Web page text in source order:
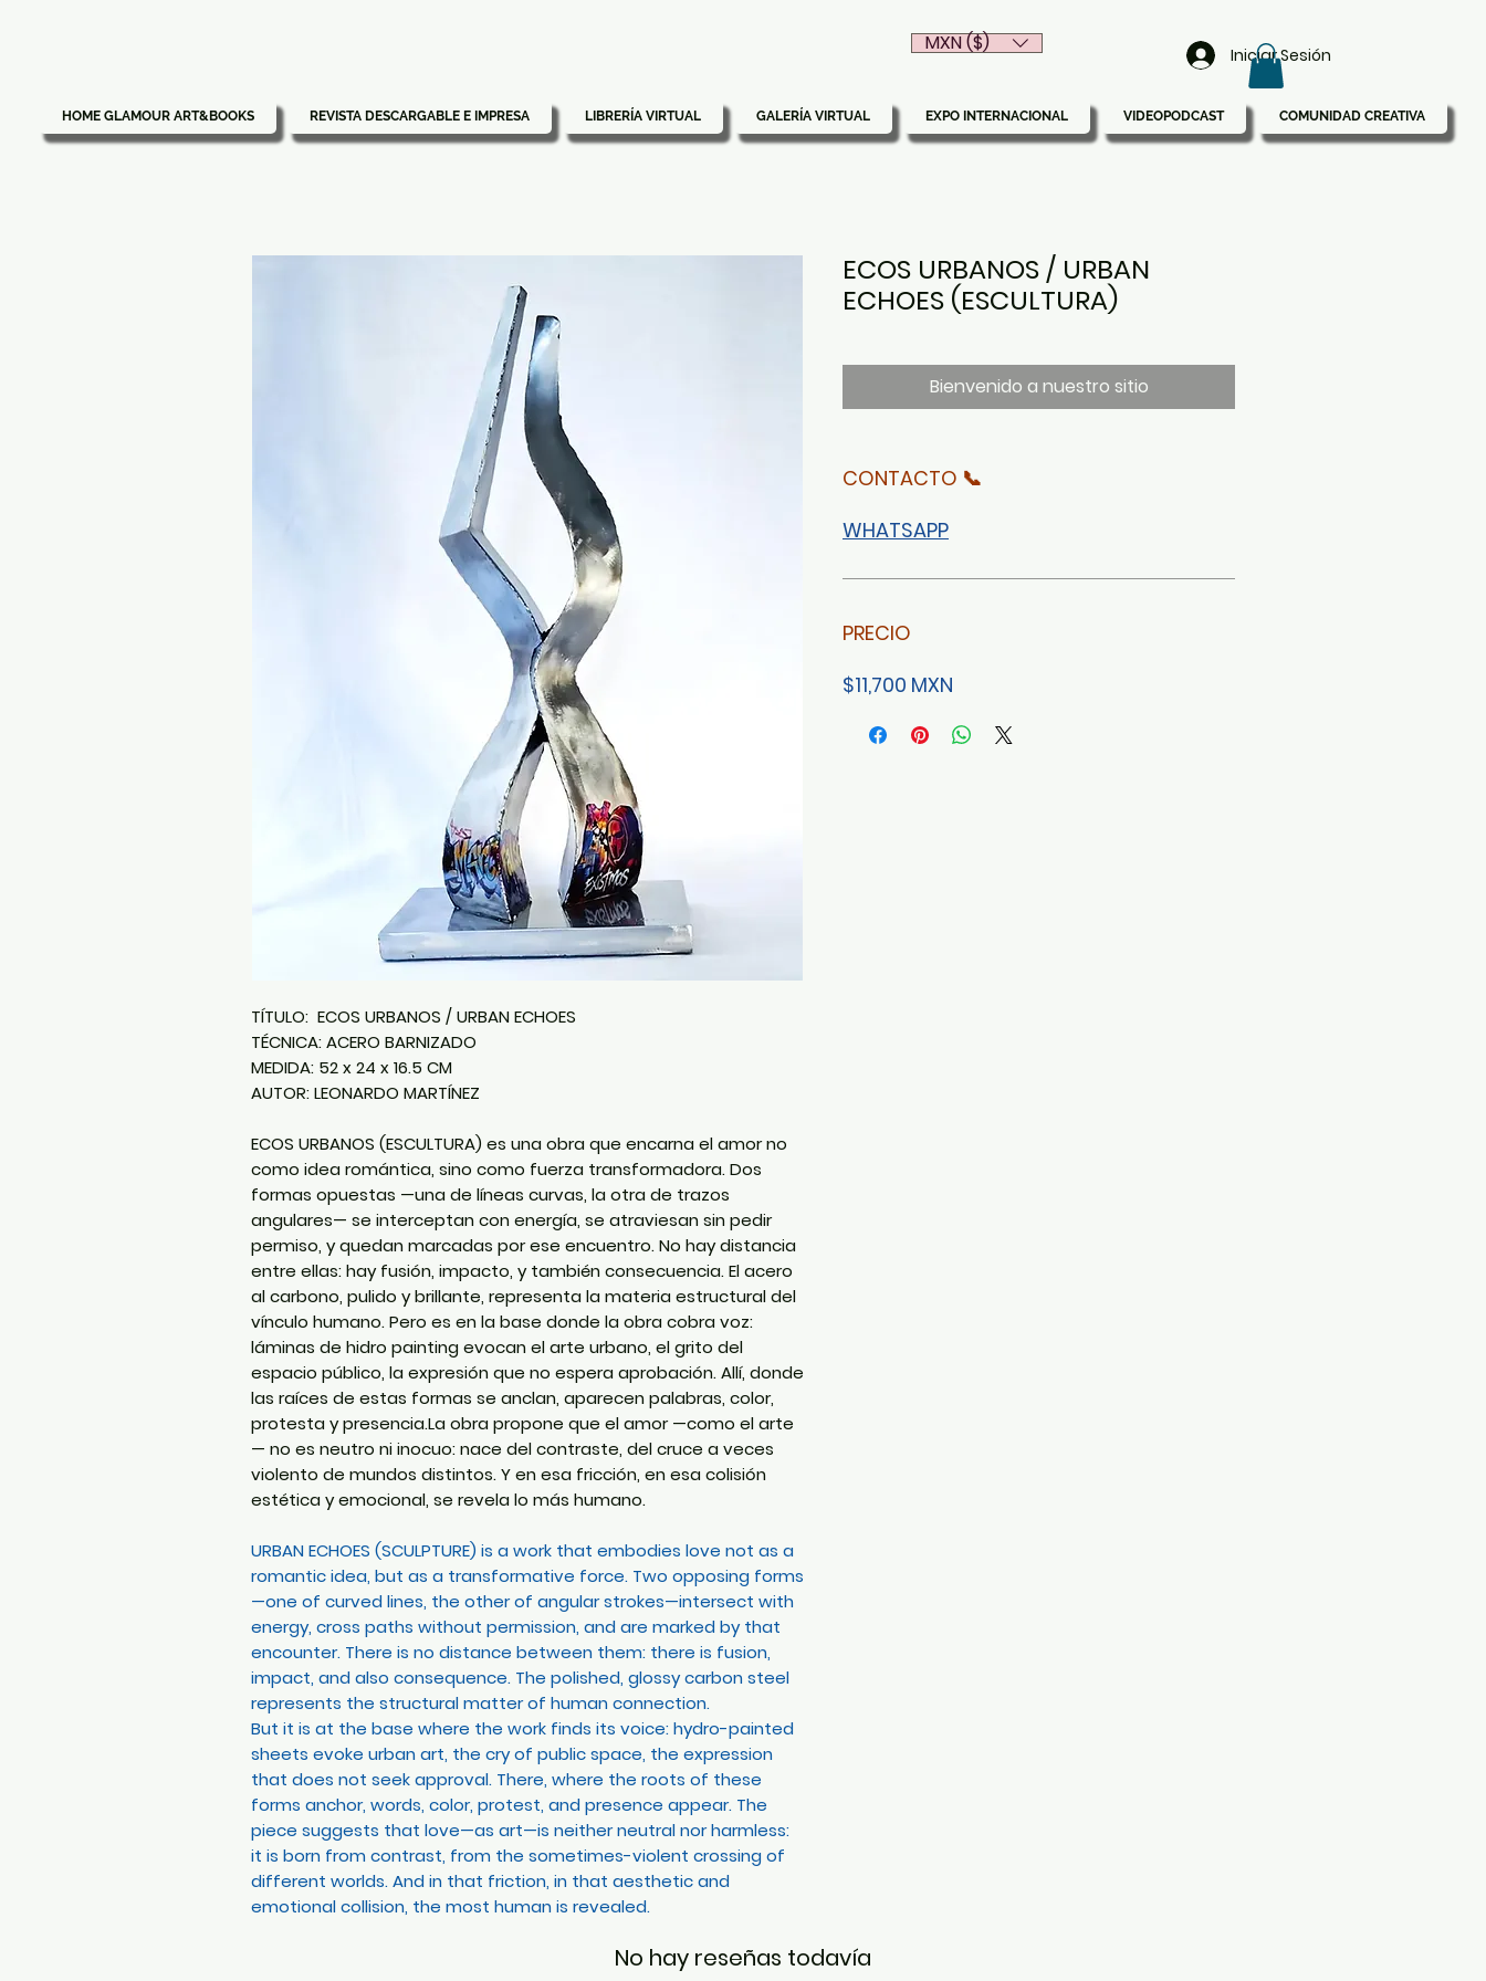
Iniciar Sesión
MXN ($)
HOME GLAMOUR ART&BOOKS REVISTA DESCARGABLE E IMPRESA LIBRERÍA VIRTUAL GALERÍA VIRTUAL EXPO INTERNACIONAL VIDEOPODCAST COMUNIDAD CREATIVA
TÍTULO: ECOS URBANOS / URBAN ECHOES
TÉCNICA:ACERO BARNIZADO
MEDIDA: 52 x 24 x 16.5 CM
AUTOR:LEONARDO MARTÍNEZ
ECOS URBANOS (ESCULTURA) es una obra que encarna el amor no
como idea romántica, sino como fuerza transformadora. Dos
formas opuestas —una de líneas curvas, la otra de trazos
angulares— se interceptan con energía, se atraviesan sin pedir
permiso, y quedan marcadas por ese encuentro. No hay distancia
entre ellas: hay fusión, impacto, y también consecuencia. El acero
al carbono, pulido y brillante, representa la materia estructural del
vínculo humano. Pero es en la base donde la obra cobra voz:
láminas de hidro painting evocan el arte urbano, el grito del
espacio público, la expresión que no espera aprobación. Allí, donde
las raíces de estas formas se anclan, aparecen palabras, color,
protesta y presencia.La obra propone que el amor —como el arte
— no es neutro ni inocuo: nace del contraste, del cruce a veces
violento de mundos distintos. Y en esa fricción, en esa colisión
estética y emocional, se revela lo más humano.
URBAN ECHOES (SCULPTURE) is a work that embodies love not as a
romantic idea, but as a transformative force. Two opposing forms
—one of curved lines, the other of angular strokes—intersect with
energy, cross paths without permission, and are marked by that
encounter. There is no distance between them: there is fusion,
impact, and also consequence. The polished, glossy carbon steel
represents the structural matter of human connection.
But it is at the base where the work finds its voice: hydro-painted
sheets evoke urban art, the cry of public space, the expression
that does not seek approval. There, where the roots of these
forms anchor, words, color, protest, and presence appear. The
piece suggests that love—as art—is neither neutral nor harmless:
it is born from contrast, from the sometimes-violent crossing of
different worlds. And in that friction, in that aesthetic and
emotional collision, the most human is revealed.
ECOS URBANOS / URBAN
ECHOES (ESCULTURA)
Bienvenido a nuestro sitio
CONTACTO 📞
WHATSAPP
PRECIO
$11,700 MXN
No hay reseñas todavía